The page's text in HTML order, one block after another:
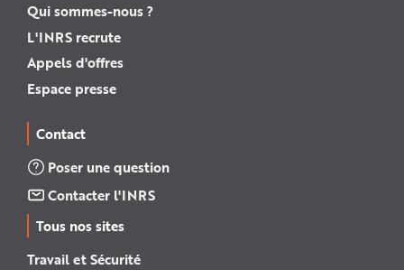
Qui sommes-nous ?
L'INRS recrute
Appels d'offres
Espace presse
Contact
Poser une question
Contacter l'INRS
Tous nos sites
Travail et Sécurité